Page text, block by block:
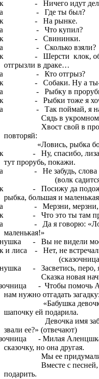
- Ничего идут дела,
- Где ты был?
- На рынке.
- Что купил?
- Свининки.
- Сколько взяли?
- Шерсти клок,
отгрызли в драке…
- Кто отгрыз?
- Собаки. Ну а ты-то
- Рыбку в проруби
- Рыбки тоже я
- Так поймай, я
в укромном
свой в прорубь
повторяй:
рыбка
- Ну, спасибо,
тут прорубь, покажи.
- Не забудь, слова
садится у
- Посижу да подожду, а
рыбка, большая и
- Мерзни, мерзни,
- Что это ты там
- Да я говорю:
маленькая!»
- Вы не видели
и лиса - Нет, не
- Засветись, перо,
новая начнись,
- Чтобы помочь
нам нужно отгадать загадку:
девочку
шапочку ей подарила.
имя забыла
звали ее?» (отвечают)
- Милая
сказочку, но она другая.
придумали, чтоб
с песней, вместе
подарить.